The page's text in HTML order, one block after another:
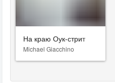
На краю Оук-стрит
Michael Giacchino